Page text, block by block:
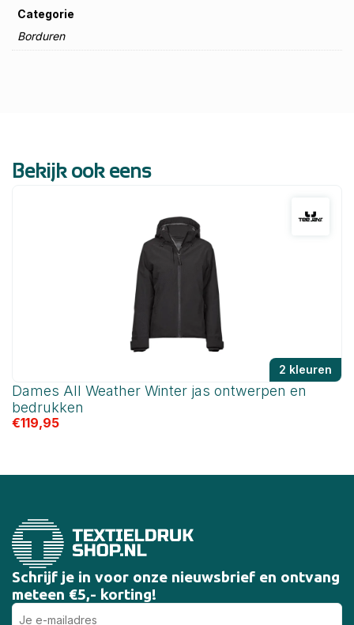
Categorie
Borduren
Bekijk ook eens
2 kleuren
Dames All Weather Winter jas ontwerpen en
bedrukken
€119,95
Schrijf je in voor onze nieuwsbrief en ontvang
meteen €5,- korting!